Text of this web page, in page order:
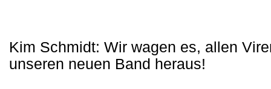
Kim Schmidt: Wir wagen es, allen
unseren neuen Band heraus!